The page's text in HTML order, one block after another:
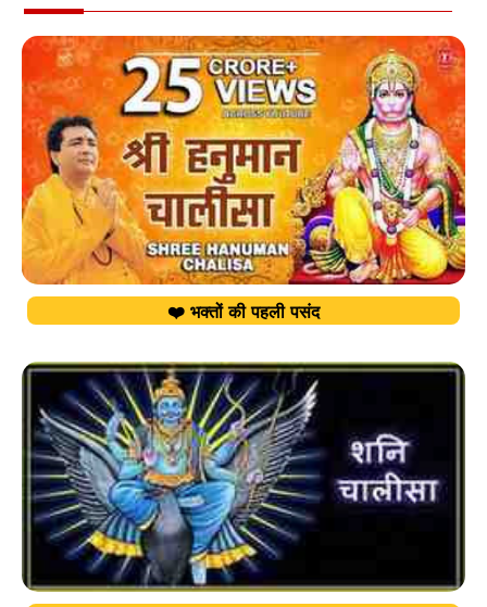
❤️ भक्तों की पहली पसंद